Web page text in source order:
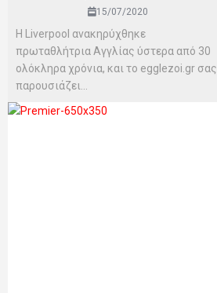
15/07/2020
H Liverpool ανακηρύχθηκε
πρωταθλήτρια Αγγλίας ύστερα από 30
ολόκληρα χρόνια, και το egglezoi.gr σας
παρουσιάζει...